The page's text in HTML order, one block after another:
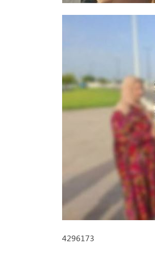
4296173